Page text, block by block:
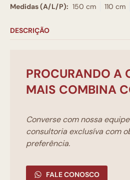
Medidas (A/L/P): 150 cm 110 cm
DESCRIÇÃO
PROCURANDO A
MAIS COMBINA
Converse com nossa
consultoria exclusíva com
preferência.
FALE CONOSCO